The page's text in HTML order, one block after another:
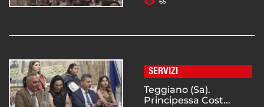
65
SERVIZI
Teggiano (Sa).
Principessa Cost...